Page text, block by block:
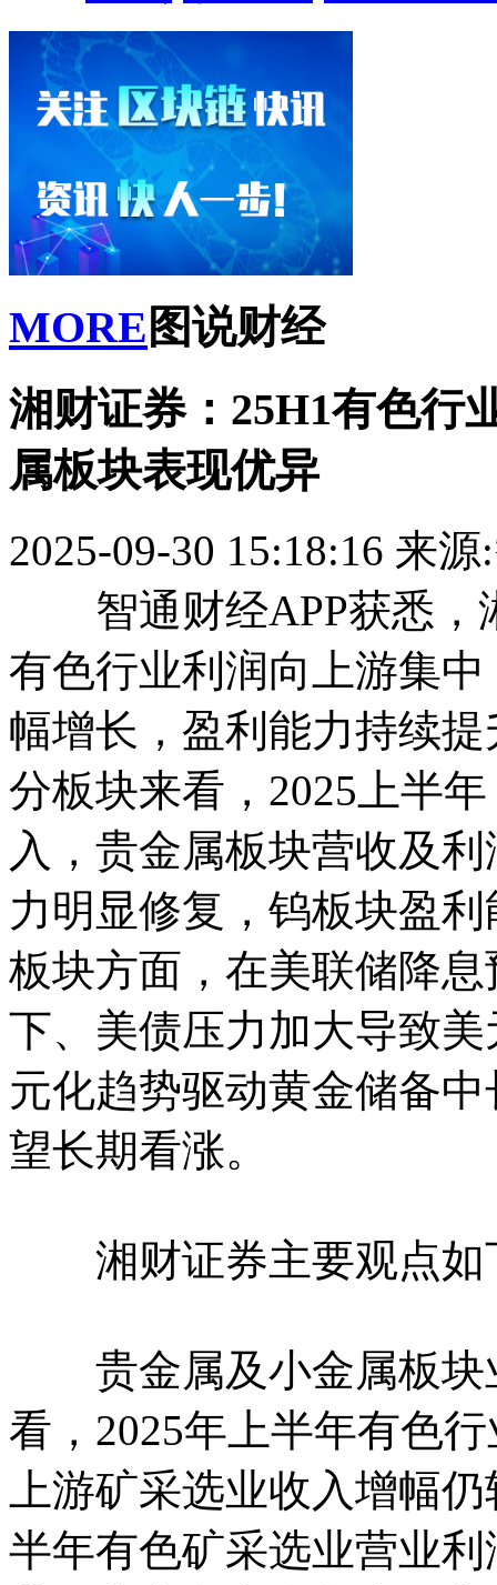
MORE 图说财经
湘财证券：25H1有色行
属板块表现优异
2025-09-30 15:18:16 来源
智通财经APP获悉，
有色行业利润向上游集
幅增长，盈利能力持续
分板块来看，2025上半
入，贵金属板块营收及
力明显修复，钨板块盈
板块方面，在美联储降
下、美债压力加大导致
元化趋势驱动黄金储备
望长期看涨。
湘财证券主要观点如
贵金属及小金属板块
看，2025年上半年有色
上游矿采选业收入增幅
半年有色矿采选业营业